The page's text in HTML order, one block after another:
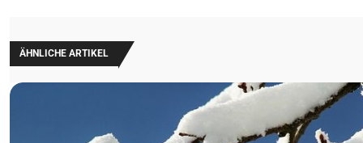
ÄHNLICHE ARTIKEL